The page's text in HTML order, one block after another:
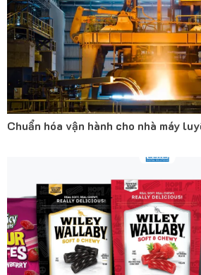
Chuẩn hóa vận hành cho nhà máy